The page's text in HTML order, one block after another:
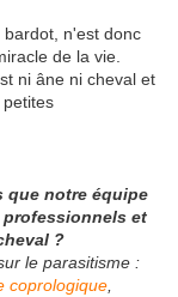
n'est donc
de la vie.
ni âne ni cheval et
que notre équipe
et
?
le parasitisme :
coprologique,